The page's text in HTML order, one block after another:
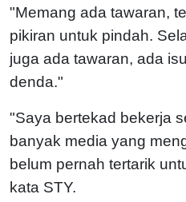
"Memang ada tawaran,
pikiran untuk pindah.
juga ada tawaran, ada
denda."
"Saya bertekad bekerja
banyak media yang
belum pernah tertarik
kata STY.